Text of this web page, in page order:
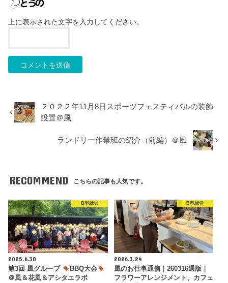
上に表示された文字を入力してください。
２０２２年11月8日スポーツフェスティバルの装飾
設置＠風
ランドリー作業班の紹介（前編）＠風
RECOMMEND こちらの記事も人気です。
B型就労
2025.6.30
第3回 風グループ
BBQ大会
＠風＆花風＆アシタエラボ
B型就労
2026.3.24
風のお仕事通信｜260316週版｜
フラワーアレンジメント、カフェ